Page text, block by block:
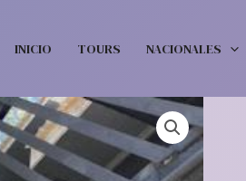
INICIO TOURS NACIONALES